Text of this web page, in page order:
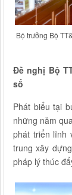
Bộ trưởng Bộ
Đề nghị Bộ
số
Phát biểu tại
những năm
phát triển lĩnh
trung xây
pháp lý thúc